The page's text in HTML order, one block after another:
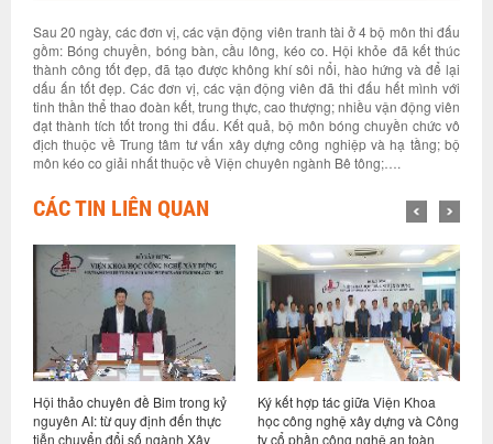
Sau 20 ngày, các đơn vị, các vận động viên tranh tài ở 4 bộ môn thi đấu
gồm: Bóng chuyền, bóng bàn, cầu lông, kéo co. Hội khỏe đã kết thúc
thành công tốt đẹp, đã tạo được không khí sôi nổi, hào hứng và để lại
dấu ấn tốt đẹp. Các đơn vị, các vận động viên đã thi đấu hết mình với
tinh thần thể thao đoàn kết, trung thực, cao thượng; nhiều vận động viên
đạt thành tích tốt trong thi đấu. Kết quả, bộ môn bóng chuyền chức vô
địch thuộc về Trung tâm tư vấn xây dựng công nghiệp và hạ tầng; bộ
môn kéo co giải nhất thuộc về Viện chuyên ngành Bê tông;….
CÁC TIN LIÊN QUAN
Hội thảo chuyên đề Bim trong kỷ
nguyên AI: từ quy định đến thực
tiễn chuyển đổi số ngành Xây
Ký kết hợp tác giữa Viện Khoa
học công nghệ xây dựng và Công
ty cổ phần công nghệ an toàn